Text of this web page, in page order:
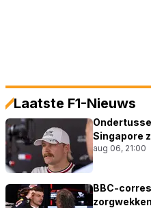
Laatste F1-Nieuws
Singapore
aug 06, 21:00
BBC-